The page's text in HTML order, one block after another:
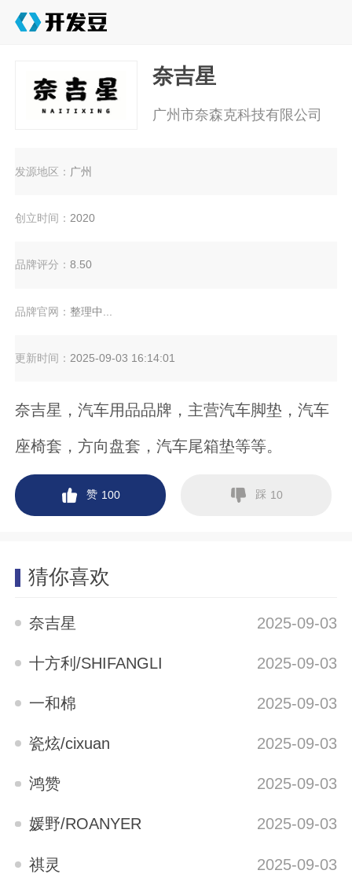
奈吉星
广州市奈森克科技有限公司
发源地区： 广州
创立时间： 2020
品牌评分：8.50
品牌官网：整理中...
更新时间： 2025-09-03 16:14:01
奈吉星，汽车用品品牌，主营汽车脚垫，汽车
座椅套，方向盘套，汽车尾箱垫等等。
赞 100 踩 10
猜你喜欢
奈吉星 2025-09-03
十方利/SHIFANGLI 2025-09-03
一和棉 2025-09-03
瓷炫/cixuan 2025-09-03
鸿赞 2025-09-03
媛野/ROANYER 2025-09-03
祺灵 2025-09-03